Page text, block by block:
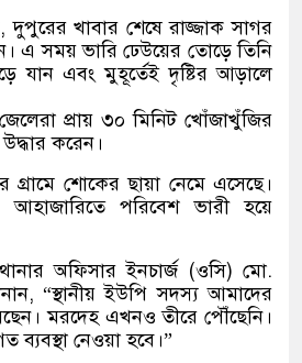
দুপুরের খাবার শেষে রাজ্জাক সাগর
এ সময় ভারি ঢেউয়ের তোড়ে তিনি
যান এবং মুহূর্তেই দৃষ্টির আড়ালে
জেলেরা প্রায় ৩০ মিনিট খোঁজাখুঁজির
করেন।
গ্রামে শোকের ছায়া নেমে এসেছে।
আহাজারিতে পরিবেশ ভারী হয়ে
থানার অফিসার ইনচার্জ (ওসি) মো.
“স্থানীয় ইউপি সদস্য আমাদের
মরদেহ এখনও তীরে পৌঁছেনি।
নেওয়া হবে।”